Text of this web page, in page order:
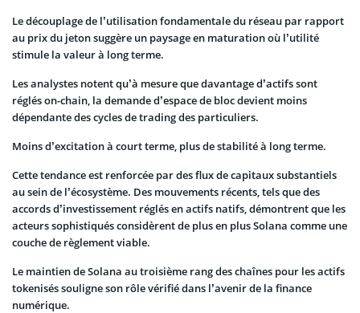
Le découplage de l’utilisation fondamentale du réseau par rapport
au prix du jeton suggère un paysage en maturation où l’utilité
stimule la valeur à long terme.
Les analystes notent qu’à mesure que davantage d’actifs sont
réglés on-chain, la demande d’espace de bloc devient moins
dépendante des cycles de trading des particuliers.
Moins d’excitation à court terme, plus de stabilité à long terme.
Cette tendance est renforcée par des flux de capitaux substantiels
au sein de l’écosystème. Des mouvements récents, tels que des
accords d’investissement réglés en actifs natifs, démontrent que les
acteurs sophistiqués considèrent de plus en plus Solana comme une
couche de règlement viable.
Le maintien de Solana au troisième rang des chaînes pour les actifs
tokenisés souligne son rôle vérifié dans l’avenir de la finance
numérique.